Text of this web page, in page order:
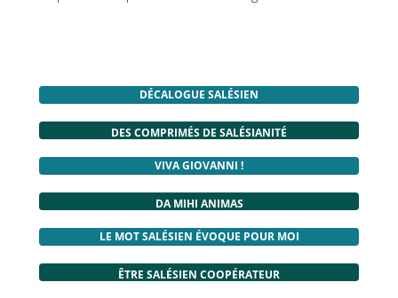
DÉCALOGUE SALÉSIEN
DES COMPRIMÉS DE SALÉSIANITÉ
VIVA GIOVANNI !
DA MIHI ANIMAS
LE MOT SALÉSIEN ÉVOQUE POUR MOI
ÊTRE SALÉSIEN COOPÉRATEUR